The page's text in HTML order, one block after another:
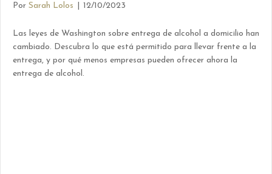
Por Sarah Lolos 12/10/2023
Las leyes de Washington sobre entrega de alcohol a domicilio han
cambiado. Descubra lo que está permitido para llevar frente a la
entrega, y por qué menos empresas pueden ofrecer ahora la
entrega de alcohol.